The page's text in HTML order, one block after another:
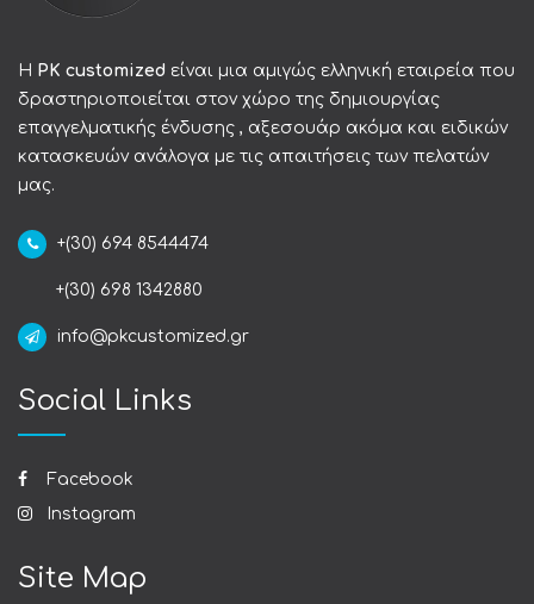
Η PK customized είναι μια αμιγώς ελληνική εταιρεία που
δραστηριοποιείται στον χώρο της δημιουργίας
επαγγελματικής ένδυσης , αξεσουάρ ακόμα και ειδικών
κατασκευών ανάλογα με τις απαιτήσεις των πελατών
μας.
+(30) 694 8544474
+(30) 698 1342880
info@pkcustomized.gr
Social Links
Facebook
Instagram
Site Map